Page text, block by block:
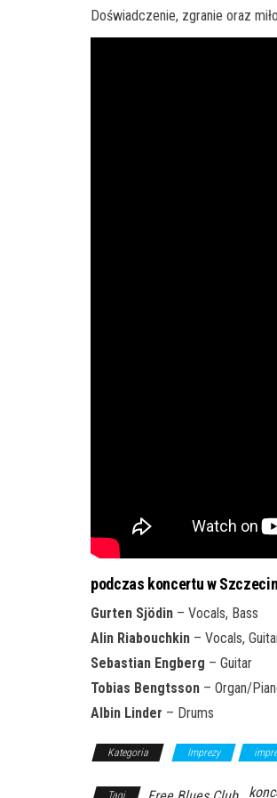
Doświadczenie, zgranie oraz
podczas koncertu w
Gurten Sjödin – Vocals, Bass
Alin Riabouchkin – Vocals,
Sebastian Engberg – Guitar
Tobias Bengtsson – Organ/
Albin Linder – Drums
Kategoria Imprezy
Tagi